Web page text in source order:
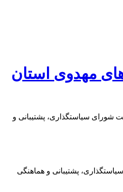
مهدوی استان
شورای سیاستگذاری، پشتیبانی و
پشتیبانی و هماهنگی